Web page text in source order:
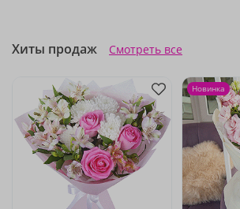
Хиты продаж Смотреть все
Новинка